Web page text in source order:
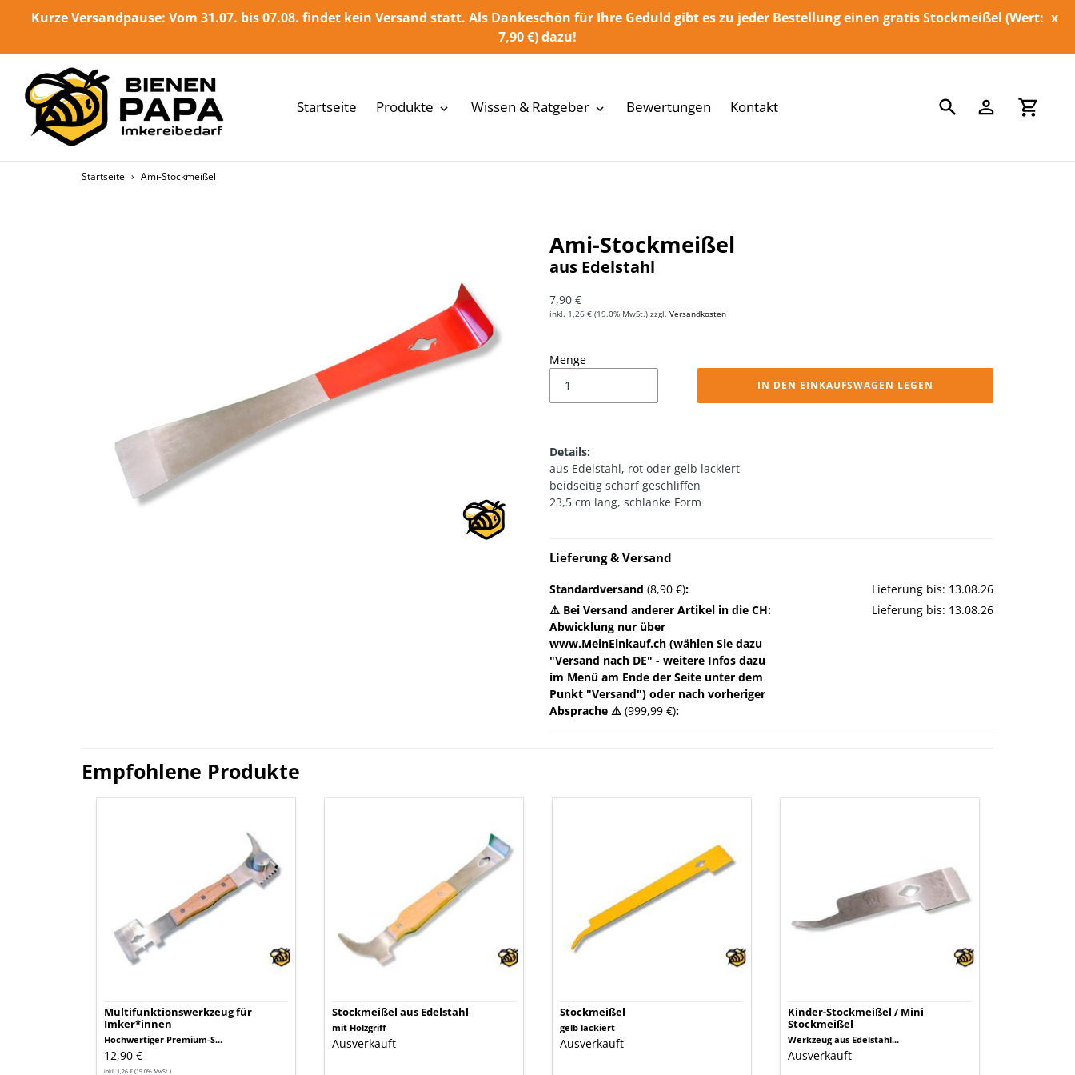
Kurze Versandpause: Vom 31.07. bis 07.08. findet kein Versand statt. Als Dankeschön für Ihre Geduld gibt es zu jeder Bestellung einen gratis Stockmeißel (Wert:
7,90 €) dazu!
x
Startseite Produkte Wissen & Ratgeber Bewertungen Kontakt Suchen Einloggen
Startseite › Ami-Stockmeißel
Ami-Stockmeißel
aus Edelstahl
Normaler Preis
7,90 €
inkl. 1,26 € (19.0% MwSt.) zzgl. Versandkosten
Menge
IN DEN EINKAUFSWAGEN LEGEN
Details:
aus Edelstahl, rot oder gelb lackiert
beidseitig scharf geschliffen
23,5 cm lang, schlanke Form
Lieferung & Versand
Standardversand (8,90 €):
Lieferung bis: 13.08.26
⚠️ Bei Versand anderer Artikel in die CH:
Abwicklung nur über
www.MeinEinkauf.ch (wählen Sie dazu
"Versand nach DE" - weitere Infos dazu
im Menü am Ende der Seite unter dem
Punkt "Versand") oder nach vorheriger
Absprache ⚠️ (999,99 €):
Lieferung bis: 13.08.26
Empfohlene Produkte
Multifunktionswerkzeug für
Imker*innen
Hochwertiger Premium-S...
12,90 €
inkl. 1,26 € (19.0% MwSt.)
Stockmeißel aus Edelstahl
mit Holzgriff
Ausverkauft
Stockmeißel
gelb lackiert
Ausverkauft
Kinder-Stockmeißel / Mini
Stockmeißel
Werkzeug aus Edelstahl...
Ausverkauft